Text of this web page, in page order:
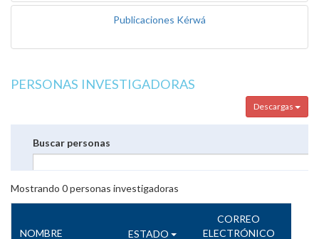
Publicaciones Kérwá
PERSONAS INVESTIGADORAS
Descargas
Buscar personas
Mostrando 0personas investigadoras
NOMBRE ESTADO
CORREO
ELECTRÓNICO